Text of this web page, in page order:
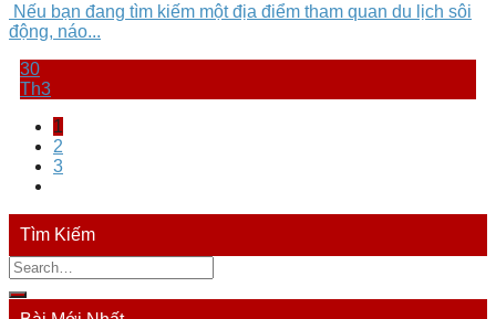
Nếu bạn đang tìm kiếm một địa điểm tham quan du lịch sôi
động, náo...
30
Th3
1
2
3
Tìm Kiếm